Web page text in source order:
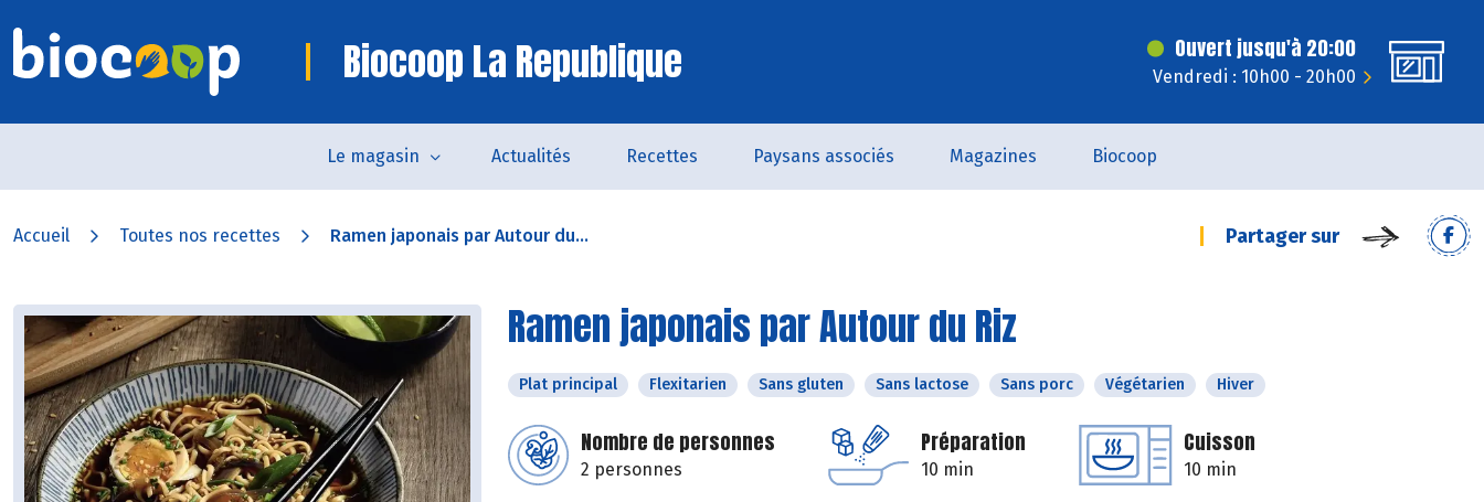
Biocoop La Republique Ouvert jusqu'à 20:00
Vendredi : 10h00 - 20h00
Le magasin Actualités Recettes Paysans associés Magazines Biocoop
Accueil Toutes nos recettes Ramen japonais par Autour du... Partager sur
Ramen japonais par Autour du Riz
Plat principal Flexitarien Sans gluten Sans lactose Sans porc Végétarien Hiver
Nombre de personnes
2 personnes
Préparation
10 min
Cuisson
10 min